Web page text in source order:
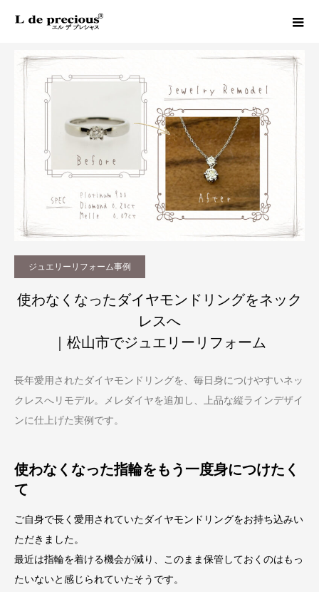
Column ジュエリーリフォーム事例
ジュエリーリフォーム事例
使わなくなったダイヤモンドリングをネック
レスへ
｜松山市でジュエリーリフォーム
長年愛用されたダイヤモンドリングを、毎日身につけやすいネッ
クレスへリモデル。メレダイヤを追加し、上品な縦ラインデザイ
ンに仕上げた実例です。
使わなくなった指輪をもう一度身につけたく
て
ご自身で長く愛用されていたダイヤモンドリングをお持ち込みい
ただきました。
最近は指輪を着ける機会が減り、このまま保管しておくのはもっ
たいないと感じられていたそうです。